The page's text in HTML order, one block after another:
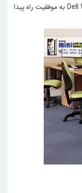
این شرکت با خرید سیستمی به نام Dell Wyse 5060 به موفقیت راه پیدا